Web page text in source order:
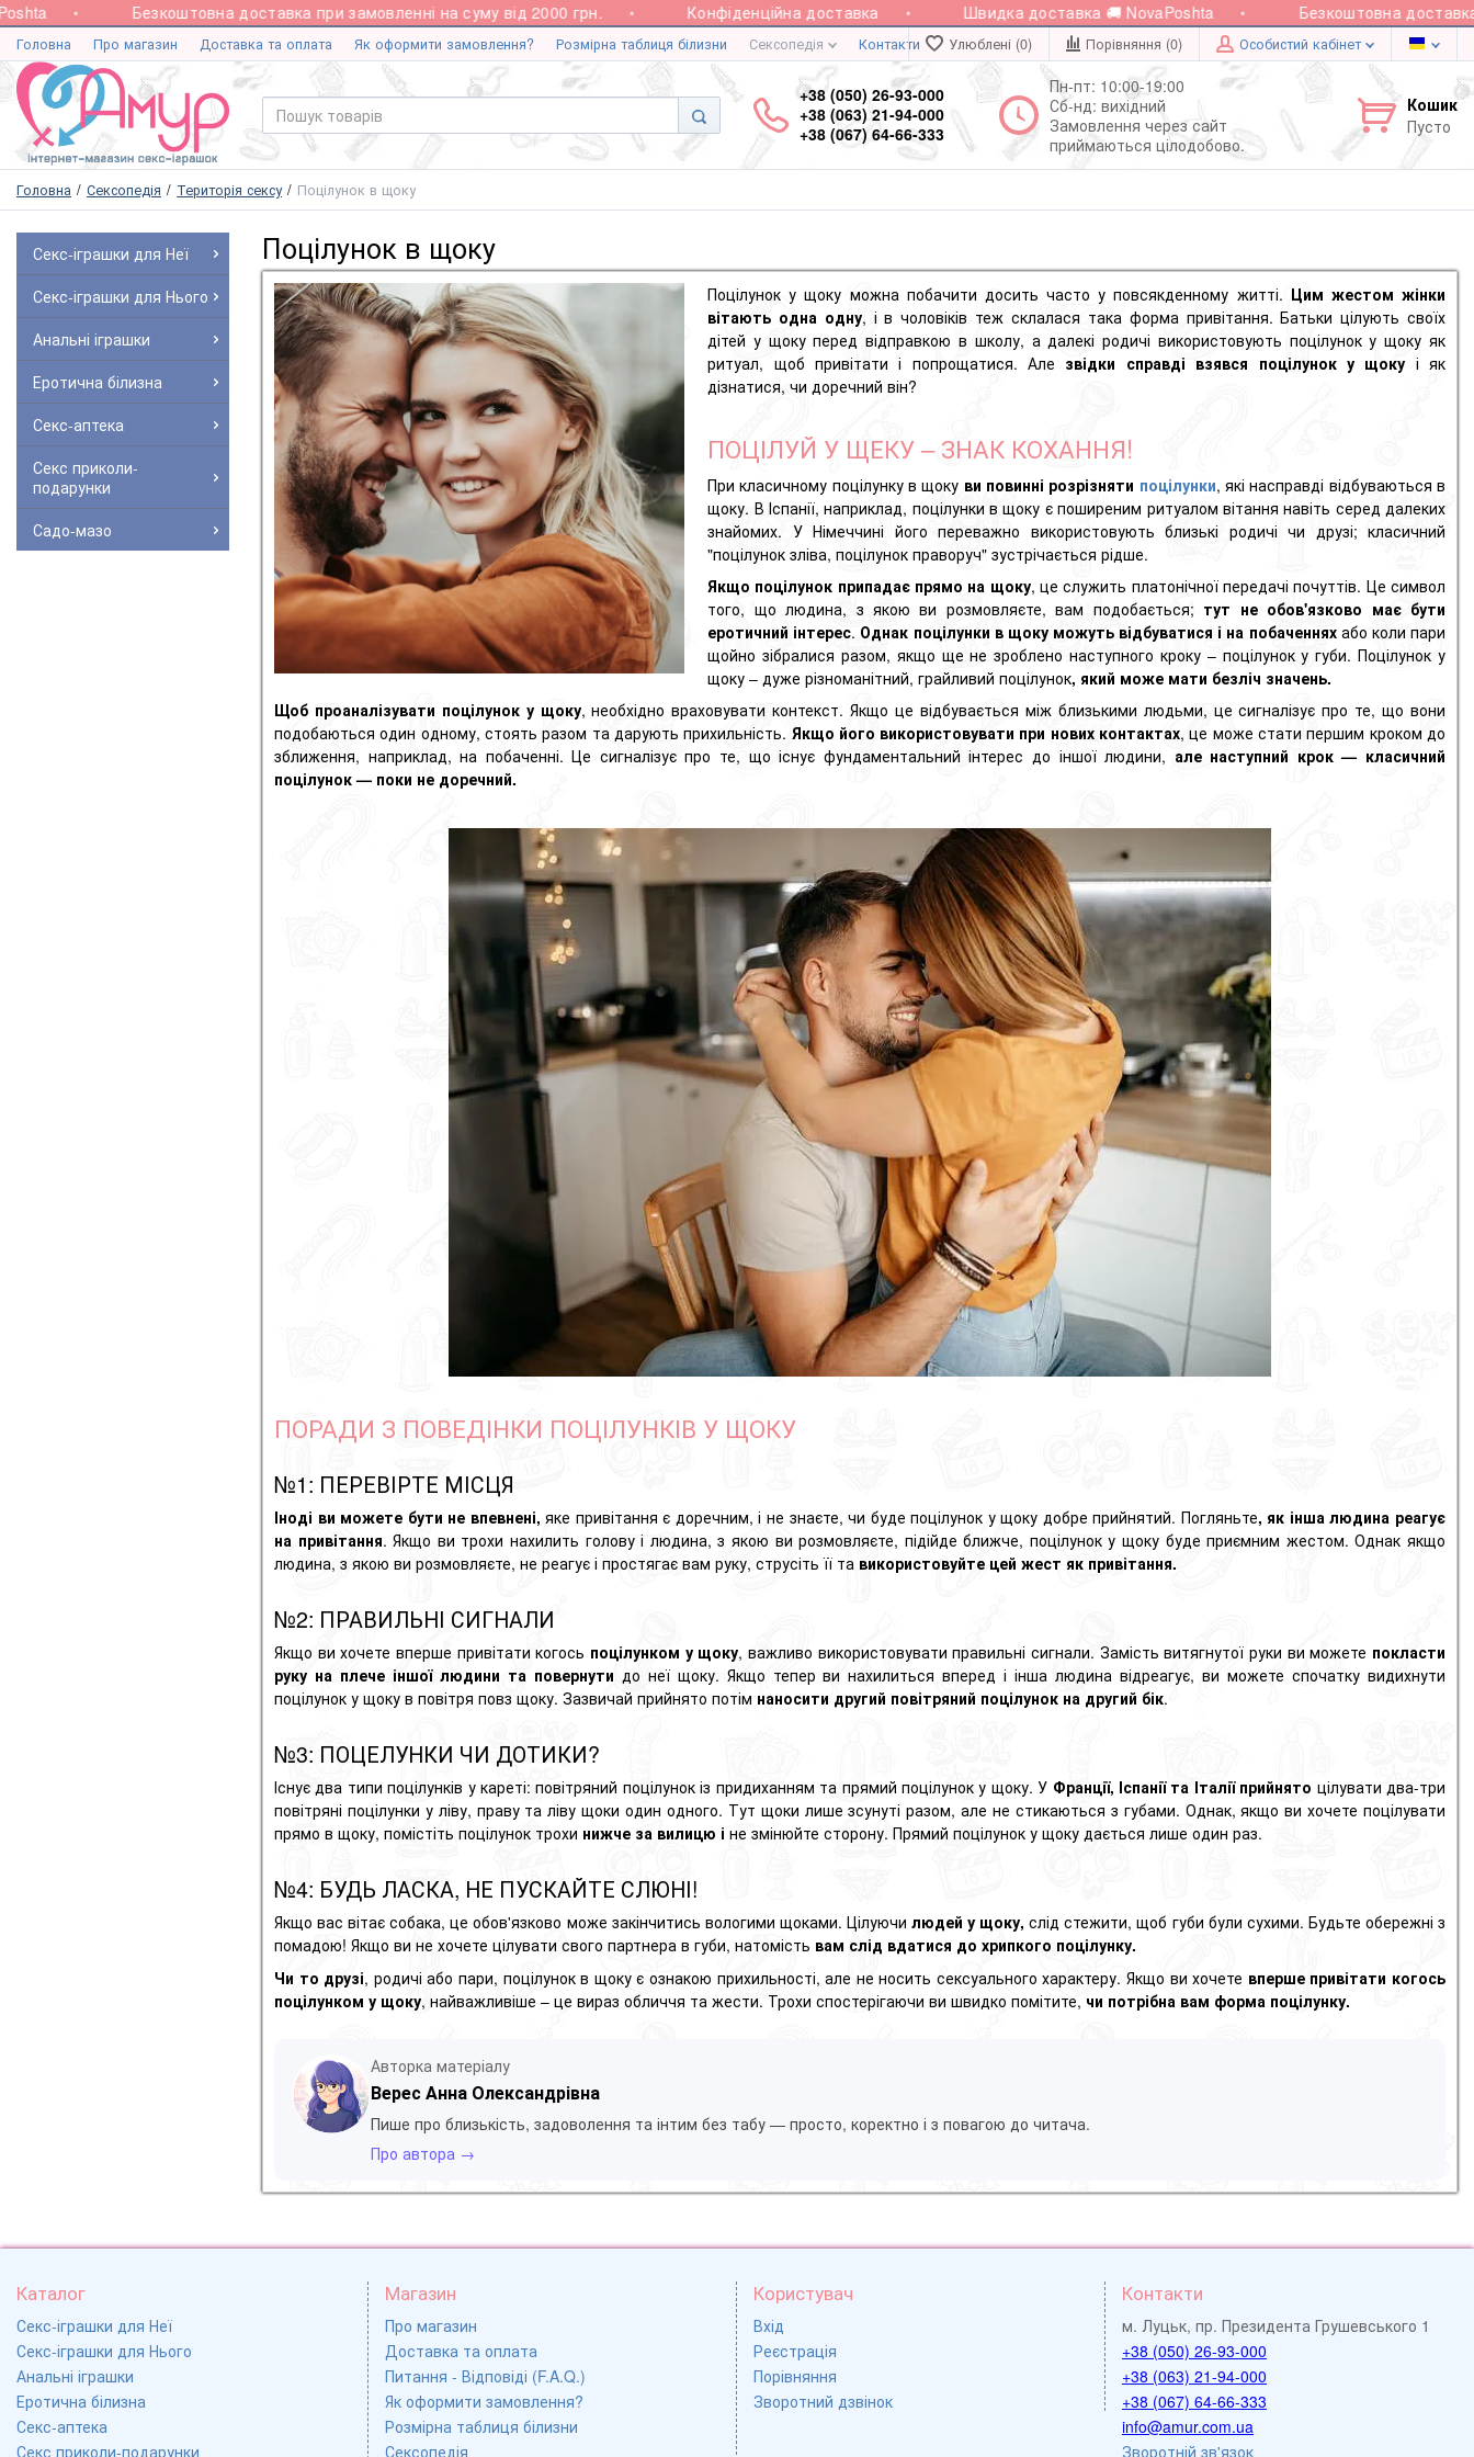
Безкоштовна доставка при замовленні на суму від 2000 грн. Конфіденційна доставка Швидка доставка 🚚 NovaPoshta Безкоштовна доставка
Головна Про магазин Доставка та оплата Як оформити замовлення? Розмірна таблиця білизни Сексопедія Контакти Улюблені (0) Порівняння (0) Особистий кабінет
+38 (050) 26-93-000
+38 (063) 21-94-000
+38 (067) 64-66-333
Пн-пт: 10:00-19:00
Сб-нд: вихідний
Замовлення через сайт
приймаються цілодобово.
Кошик
Пусто
Головна Сексопедія Територія сексу Поцілунок в щоку
Секс-іграшки для Неї
Секс-іграшки для Нього
Анальні іграшки
Еротична білизна
Секс-аптека
Секс приколи-
подарунки
Садо-мазо
Поцілунок в щоку
Поцілунок у щоку можна побачити досить часто у повсякденному житті. Цим жестом жінки
вітають одна одну, і в чоловіків теж склалася така форма привітання. Батьки цілують своїх
дітей у щоку перед відправкою в школу, а далекі родичі використовують поцілунок у щоку як
ритуал, щоб привітати і попрощатися. Але звідки справді взявся поцілунок у щоку і як
дізнатися, чи доречний він?
ПОЦІЛУЙ У ЩЕКУ – ЗНАК КОХАННЯ!
При класичному поцілунку в щоку ви повинні розрізняти поцілунки, які насправді відбуваються в
щоку. В Іспанії, наприклад, поцілунки в щоку є поширеним ритуалом вітання навіть серед далеких
знайомих. У Німеччині його переважно використовують близькі родичі чи друзі; класичний
"поцілунок зліва, поцілунок праворуч" зустрічається рідше.
Якщо поцілунок припадає прямо на щоку, це служить платонічної передачі почуттів. Це символ
того, що людина, з якою ви розмовляєте, вам подобається; тут не обов'язково має бути
еротичний інтерес. Однак поцілунки в щоку можуть відбуватися і на побаченняхабо коли пари
щойно зібралися разом, якщо ще не зроблено наступного кроку – поцілунок у губи. Поцілунок у
щоку – дуже різноманітний, грайливий поцілунок, який може мати безліч значень.
Щоб проаналізувати поцілунок у щоку, необхідно враховувати контекст. Якщо це відбувається між близькими людьми, це сигналізує про те, що вони
подобаються один одному, стоять разом та дарують прихильність. Якщо його використовувати при нових контактах, це може стати першим кроком до
зближення, наприклад, на побаченні. Це сигналізує про те, що існує фундаментальний інтерес до іншої людини, але наступний крок — класичний
поцілунок — поки не доречний.
ПОРАДИ З ПОВЕДІНКИ ПОЦІЛУНКІВ У ЩОКУ
№1: ПЕРЕВІРТЕ МІСЦЯ
Іноді ви можете бути не впевнені, яке привітання є доречним, і не знаєте, чи буде поцілунок у щоку добре прийнятий. Погляньте, як інша людина реагує
на привітання. Якщо ви трохи нахилить голову і людина, з якою ви розмовляєте, підійде ближче, поцілунок у щоку буде приємним жестом. Однак якщо
людина, з якою ви розмовляєте, не реагує і простягає вам руку, струсіть її та використовуйте цей жест як привітання.
№2: ПРАВИЛЬНІ СИГНАЛИ
Якщо ви хочете вперше привітати когось поцілунком у щоку, важливо використовувати правильні сигнали. Замість витягнутої руки ви можете покласти
руку на плече іншої людини та повернути до неї щоку. Якщо тепер ви нахилиться вперед і інша людина відреагує, ви можете спочатку видихнути
поцілунок у щоку в повітря повз щоку. Зазвичай прийнято потім наносити другий повітряний поцілунок на другий бік.
№3: ПОЦЕЛУНКИ ЧИ ДОТИКИ?
Існує два типи поцілунків у кареті: повітряний поцілунок із придиханням та прямий поцілунок у щоку. У Франції, Іспанії та Італії прийнято цілувати два-три
повітряні поцілунки у ліву, праву та ліву щоки один одного. Тут щоки лише зсунуті разом, але не стикаються з губами. Однак, якщо ви хочете поцілувати
прямо в щоку, помістіть поцілунок трохи нижче за вилицю і не змінюйте сторону. Прямий поцілунок у щоку дається лише один раз.
№4: БУДЬ ЛАСКА, НЕ ПУСКАЙТЕ СЛЮНІ!
Якщо вас вітає собака, це обов'язково може закінчитись вологими щоками. Цілуючи людей у ​​щоку, слід стежити, щоб губи були сухими. Будьте обережні з
помадою! Якщо ви не хочете цілувати свого партнера в губи, натомість вам слід вдатися до хрипкого поцілунку.
Чи то друзі, родичі або пари, поцілунок в щоку є ознакою прихильності, але не носить сексуального характеру. Якщо ви хочете вперше привітати когось
поцілунком у щоку, найважливіше – це вираз обличчя та жести. Трохи спостерігаючи ви швидко помітите, чи потрібна вам форма поцілунку.
Авторка матеріалу
Верес Анна Олександрівна
Пише про близькість, задоволення та інтим без табу — просто, коректно і з повагою до читача.
Про автора →
Каталог
Секс-іграшки для Неї
Секс-іграшки для Нього
Анальні іграшки
Еротична білизна
Секс-аптека
Секс приколи-подарунки
Магазин
Про магазин
Доставка та оплата
Питання - Відповіді (F.A.Q.)
Як оформити замовлення?
Розмірна таблиця білизни
Сексопедія
Користувач
Вхід
Реєстрація
Порівняння
Зворотний дзвінок
Контакти
м. Луцьк, пр. Президента Грушевського 1
+38 (050) 26-93-000
+38 (063) 21-94-000
+38 (067) 64-66-333
info@amur.com.ua
Зворотній зв'язок